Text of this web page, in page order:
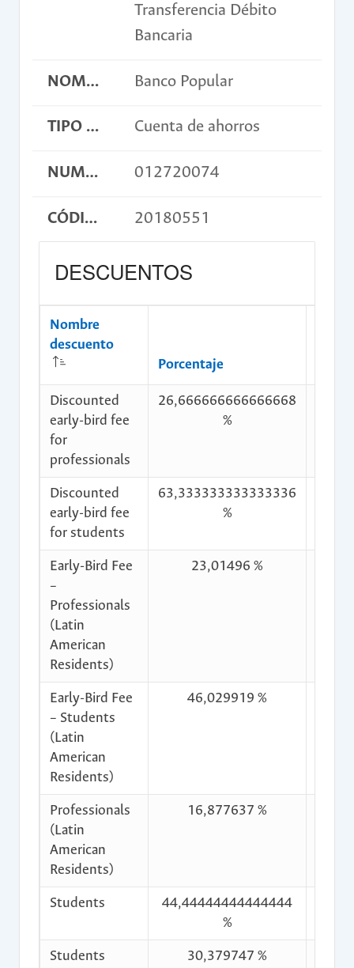
Transferencia Débito
Bancaria
NOMBRE BANCO Banco Popular
TIPO DE CUENTA Cuenta de ahorros
NUMERO DE CUENTA 012720074
CÓDIGO DE CONSIGNACIÓN 20180551
DESCUENTOS
Nombre
descuento
Porcentaje
Discounted
early-bird fee
for
professionals
26,666666666666668
%
Discounted
early-bird fee
for students
63,333333333333336
%
Early-Bird Fee
–
Professionals
(Latin
American
Residents)
23,01496 %
Early-Bird Fee
– Students
(Latin
American
Residents)
46,029919 %
Professionals
(Latin
American
Residents)
16,877637 %
Students
44,44444444444444
%
Students
30,379747 %